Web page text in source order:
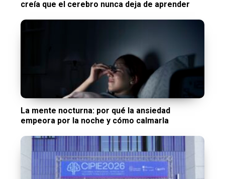
creía que el cerebro nunca deja de aprender
La mente nocturna: por qué la ansiedad
empeora por la noche y cómo calmarla